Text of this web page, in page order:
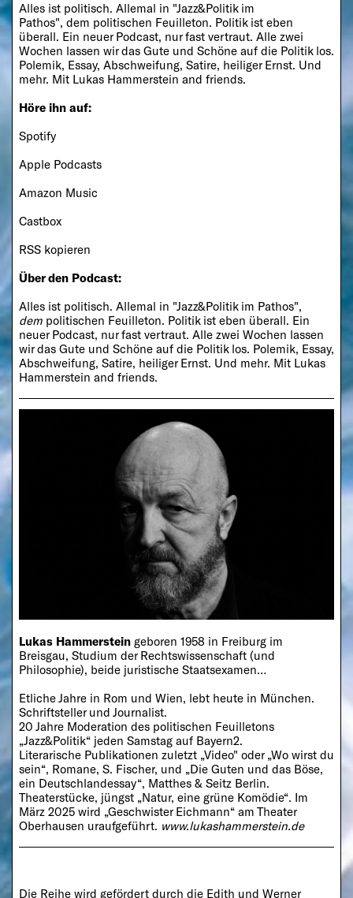
Alles ist politisch. Allemal in "Jazz&Politik im
Pathos", dem politischen Feuilleton. Politik ist eben
überall. Ein neuer Podcast, nur fast vertraut. Alle zwei
Wochen lassen wir das Gute und Schöne auf die Politik los.
Polemik, Essay, Abschweifung, Satire, heiliger Ernst. Und
mehr. Mit Lukas Hammerstein and friends.
Höre ihn auf:
Spotify
Apple Podcasts
Amazon Music
Castbox
RSS kopieren
Über den Podcast:
Alles ist politisch. Allemal in "Jazz&Politik im Pathos",
dem politischen Feuilleton. Politik ist eben überall. Ein
neuer Podcast, nur fast vertraut. Alle zwei Wochen lassen
wir das Gute und Schöne auf die Politik los. Polemik, Essay,
Abschweifung, Satire, heiliger Ernst. Und mehr. Mit Lukas
Hammerstein and friends.
Lukas Hammerstein geboren 1958 in Freiburg im
Breisgau, Studium der Rechtswissenschaft (und
Philosophie), beide juristische Staatsexamen…
Etliche Jahre in Rom und Wien, lebt heute in München.
Schriftsteller und Journalist.
20 Jahre Moderation des politischen Feuilletons
„Jazz&Politik“ jeden Samstag auf Bayern2.
Literarische Publikationen zuletzt „Video" oder „Wo wirst du
sein“, Romane, S. Fischer, und „Die Guten und das Böse,
ein Deutschlandessay“, Matthes & Seitz Berlin.
Theaterstücke, jüngst „Natur, eine grüne Komödie“. Im
März 2025 wird „Geschwister Eichmann“ am Theater
Oberhausen uraufgeführt. www.lukashammerstein.de
Die Reihe wird gefördert durch die Edith und Werner